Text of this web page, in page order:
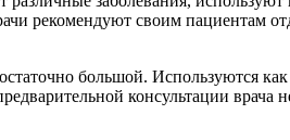
рекомендуют своим пациентам
большой. Используются
консультации врача